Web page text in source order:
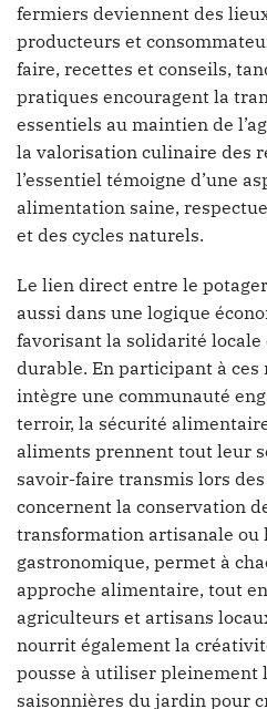
fermiers deviennent des
producteurs et
faire, recettes et conseils,
pratiques encouragent la
essentiels au maintien de
la valorisation culinaire des
l’essentiel témoigne d’une
alimentation saine,
et des cycles naturels.
Le lien direct entre le
aussi dans une logique
favorisant la solidarité
durable. En participant à ces
intègre une communauté
terroir, la sécurité
aliments prennent tout leur
savoir-faire transmis lors
concernent la conservation
transformation artisanale ou
gastronomique, permet à
approche alimentaire, tout
agriculteurs et artisans
nourrit également la
pousse à utiliser pleinement
saisonnières du jardin pour